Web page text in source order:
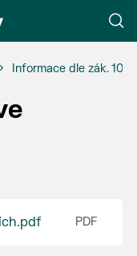
Informace dle zák.